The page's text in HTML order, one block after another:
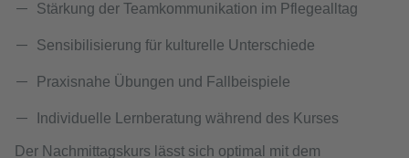
Stärkung der Teamkommunikation im Pflegealltag
Sensibilisierung für kulturelle Unterschiede
Praxisnahe Übungen und Fallbeispiele
Individuelle Lernberatung während des Kurses
Der Nachmittagskurs lässt sich optimal mit dem